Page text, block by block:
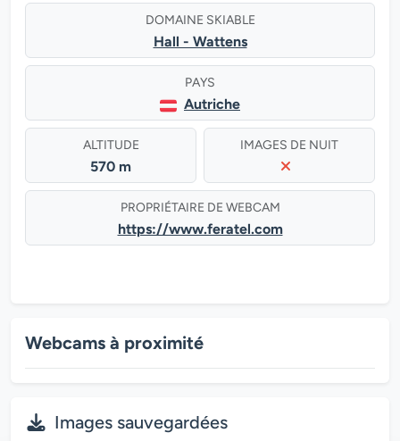
DOMAINE SKIABLE
Hall - Wattens
PAYS
Autriche
ALTITUDE
570 m
IMAGES DE NUIT
PROPRIÉTAIRE DE WEBCAM
https://www.feratel.com
Webcams à proximité
Images sauvegardées